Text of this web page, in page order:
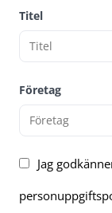
Titel
Företag
Jag